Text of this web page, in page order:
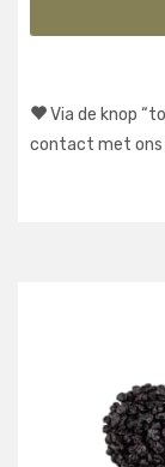
Via de knop
contact met ons